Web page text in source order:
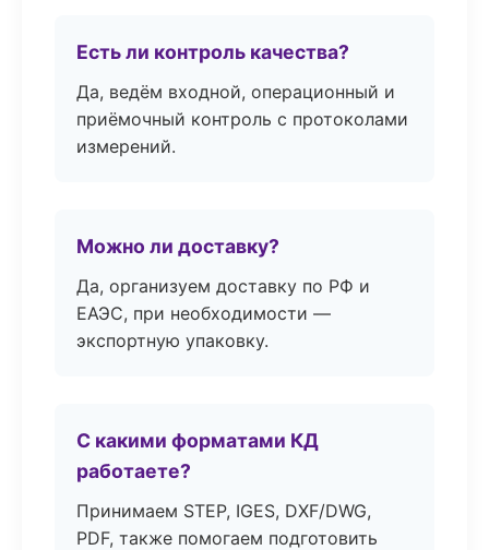
Есть ли контроль качества?
Да, ведём входной, операционный и
приёмочный контроль с протоколами
измерений.
Можно ли доставку?
Да, организуем доставку по РФ и
ЕАЭС, при необходимости —
экспортную упаковку.
С какими форматами КД
работаете?
Принимаем STEP, IGES, DXF/DWG,
PDF, также помогаем подготовить